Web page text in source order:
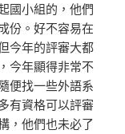
國小組的，他們
份。好不容易在
今年的評審大都
今年顯得非常不
便找一些外語系
有資格可以評審
，他們也未必了